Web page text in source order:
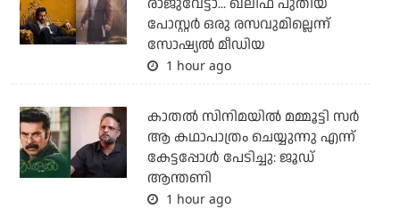
രാജുവേട്ടാ... ഖലീഫ പുതിയ
പോസ്റ്റര്‍ ഒരു രസവുമില്ലെന്ന്
സോഷ്യല്‍ മീഡിയ
1 hour ago
കാതൽ സിനിമയിൽ മമ്മൂട്ടി സർ
ആ കഥാപാത്രം ചെയ്യുന്നു എന്ന്
കേട്ടപ്പോൾ പേടിച്ചു: ജൂഡ്
ആന്തണി
1 hour ago